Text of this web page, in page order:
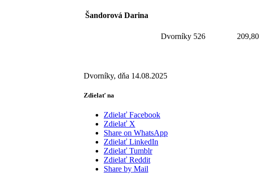
Šandorová Darina
Dvorníky 526 209,80
Dvorníky, dňa 14.08.2025
Zdielať na
Zdielať Facebook
Zdielať X
Share on WhatsApp
Zdielať LinkedIn
Zdielať Tumblr
Zdielať Reddit
Share by Mail